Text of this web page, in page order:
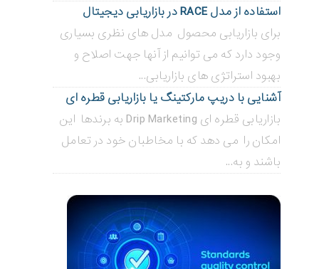
استفاده از مدل RACE در بازاریابی دیجیتال
برای بازاریابی محصول مدل های نظری بسیاری
وجود دارد که می توانیم از آنها جهت اصلاح و
بهبود استراتژی های بازاریابی...
آشنایی با دریپ مارکتینگ یا بازاریابی قطره ای
بازاریابی قطره ای Drip Marketing به برندها این
امکان را می دهد که با مخاطبان خود در تعامل
باشند و به...